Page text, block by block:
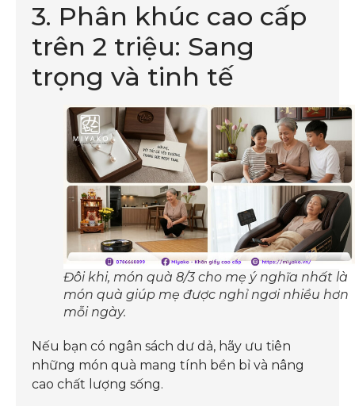
3. Phân khúc cao cấp
trên 2 triệu: Sang
trọng và tinh tế
Đôi khi, món quà 8/3 cho mẹ ý nghĩa nhất là
món quà giúp mẹ được nghỉ ngơi nhiều hơn
mỗi ngày.
Nếu bạn có ngân sách dư dả, hãy ưu tiên
những món quà mang tính bền bỉ và nâng
cao chất lượng sống.